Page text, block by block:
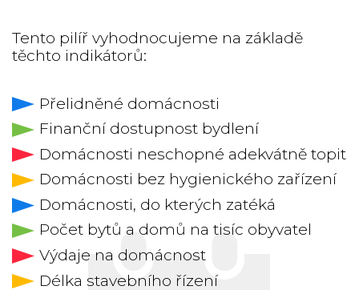
Tento pilíř vyhodnocujeme na základě
těchto indikátorů:
Přelidněné domácnosti
Finanční dostupnost bydlení
Domácnosti neschopné adekvátně topit
Domácnosti bez hygienického zařízení
Domácnosti, do kterých zatéká
Počet bytů a domů na tisíc obyvatel
Výdaje na domácnost
Délka stavebního řízení